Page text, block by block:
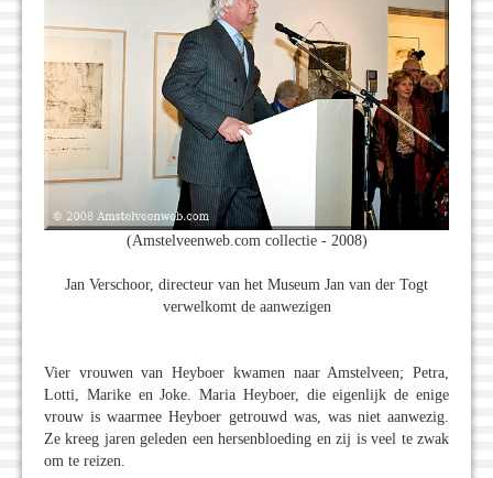
(Amstelveenweb.com collectie - 2008)
Jan Verschoor, directeur van het Museum Jan van der Togt
verwelkomt de aanwezigen
Vier vrouwen van Heyboer kwamen naar Amstelveen; Petra,
Lotti, Marike en Joke. Maria Heyboer, die eigenlijk de enige
vrouw is waarmee Heyboer getrouwd was, was niet aanwezig.
Ze kreeg jaren geleden een hersenbloeding en zij is veel te zwak
om te reizen.